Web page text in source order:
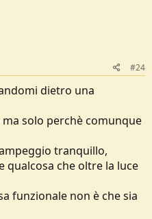
#24
dietro una
solo perchè comunque
tranquillo,
qualcosa che oltre la luce
funzionale non è che sia